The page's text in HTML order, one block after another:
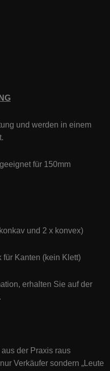
und werden in einem
für 150mm
und 2 x konvex)
für Kanten (kein Klett)
erhalten Sie auf der
der Praxis raus
Verkäufer sondern „Leute